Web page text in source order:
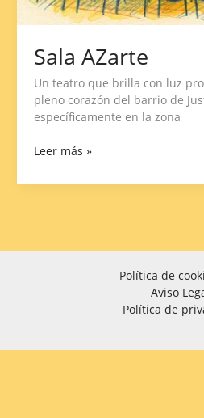
Sala AZarte
Un teatro que brilla con luz
pleno corazón del barrio de
específicamente en la zona
Leer más »
Política de
Aviso
Política de